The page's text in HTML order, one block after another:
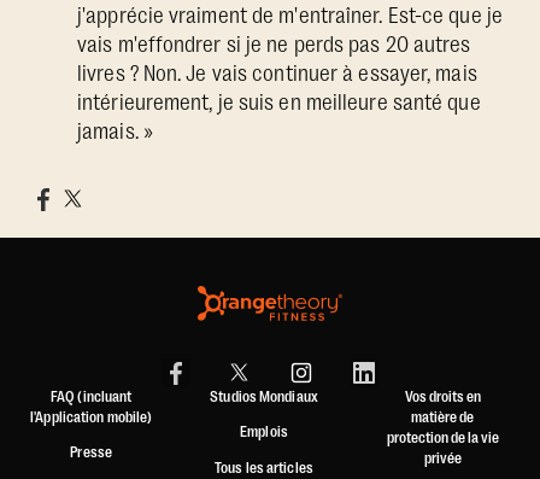
j'apprécie vraiment de m'entraîner. Est-ce que je
vais m'effondrer si je ne perds pas 20 autres
livres ? Non. Je vais continuer à essayer, mais
intérieurement, je suis en meilleure santé que
jamais. »
FAQ (incluant
l'Application mobile)
Presse
Studios Mondiaux
Emplois
Tous les articles
Vos droits en
matière de
protection de la vie
privée